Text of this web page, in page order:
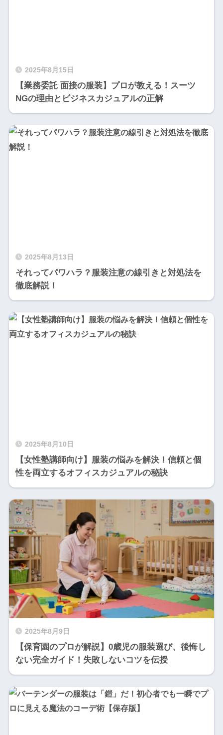
2025年8月15日
【業務委託 面接の服装】プロが教える！スーツ
NGの理由とビジネスカジュアルの正解
2025年8月13日
それってパワハラ？服装注意の線引きと対処法を
徹底解説！
2025年8月10日
【女性塾講師向け】服装の悩みを解決！信頼と個
性を両立するオフィスカジュアルの秘訣
2025年8月9日
【保育園のプロが解説】0歳児の服装選び、後悔し
ない完全ガイド！失敗しないコツを伝授